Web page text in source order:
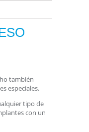
también
especiales.
tipo de
con un